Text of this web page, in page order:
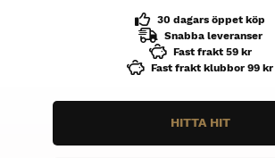
30 dagars öppet köp
Snabba leveranser
Fast frakt 59 kr
Fast frakt klubbor 99 kr
HITTA HIT